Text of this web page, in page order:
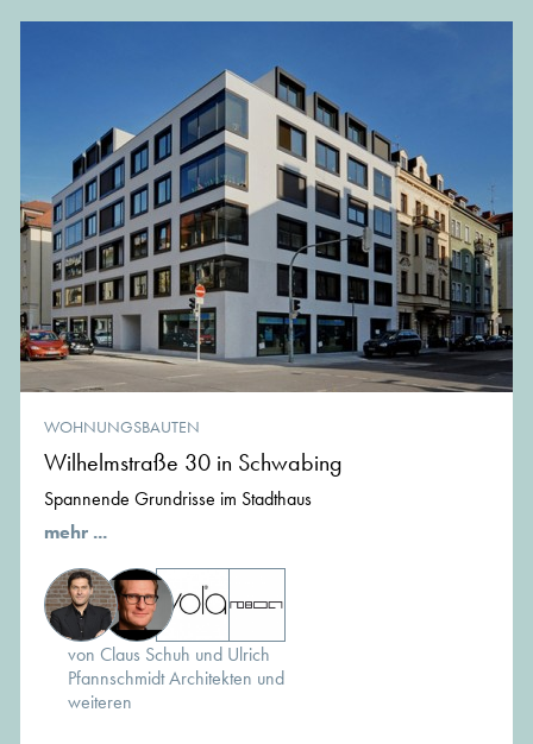
WOHNUNGSBAUTEN
Wilhelmstraße 30 in Schwabing
Spannende Grundrisse im Stadthaus
mehr ...
von Claus Schuh und Ulrich
Pfannschmidt Architekten und
weiteren